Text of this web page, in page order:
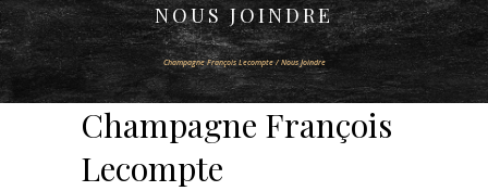
NOUS JOINDRE
Champagne François Lecompte/Nous Joindre
Champagne François
Lecompte